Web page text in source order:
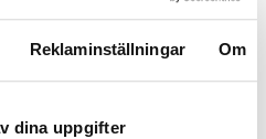
Reklaminställningar Om
dina uppgifter
på vatten
är vända nedåt, och då